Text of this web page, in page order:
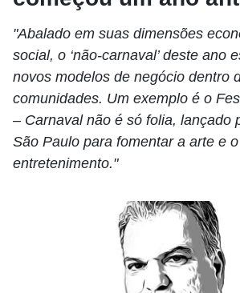
"Abalado em suas dimensões
social, o ‘não-carnaval’ deste ano
novos modelos de negócio dentro
comunidades. Um exemplo é o
– Carnaval não é só folia, lançado
São Paulo para fomentar a arte e o
entretenimento."